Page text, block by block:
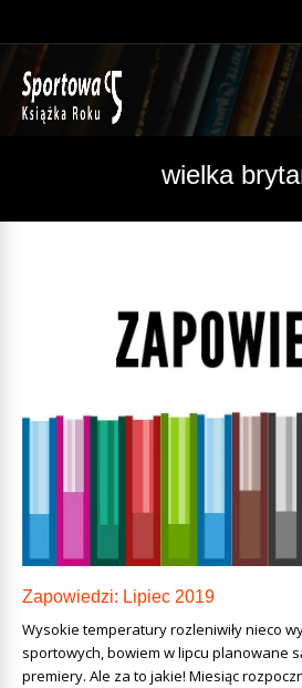
wielka
Zapowiedzi: Lipiec 2019
Wysokie temperatury rozleniwiły nieco
sportowych, bowiem w lipcu planowane
premiery. Ale za to jakie! Miesiąc